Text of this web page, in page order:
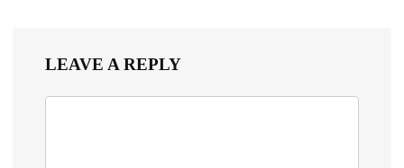
LEAVE A REPLY